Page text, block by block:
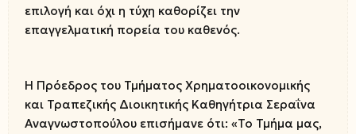
επιλογή και όχι η τύχη καθορίζει την
επαγγελματική πορεία του καθενός.
Η Πρόεδρος του Τμήματος Χρηματοοικονομικής
και Τραπεζικής Διοικητικής Καθηγήτρια Σεραΐνα
Αναγνωστοπούλου επισήμανε ότι: «Το Τμήμα μας,